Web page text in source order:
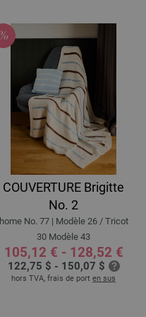
COUVERTURE Brigitte
No. 2
home No. 77 | Modèle 26 / Tricot
30 Modèle 43
105,12 € - 128,52 €
122,75 $ - 150,07 $
hors TVA, frais de port en sus